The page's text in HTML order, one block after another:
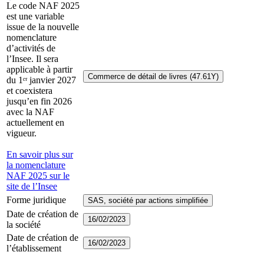
Le code NAF 2025
est une variable
issue de la nouvelle
nomenclature
d’activités de
l’Insee. Il sera
applicable à partir
du 1ᵉʳ janvier 2027
et coexistera
jusqu’en fin 2026
avec la NAF
actuellement en
vigueur.
En savoir plus sur
la nomenclature
NAF 2025 sur le
site de l’Insee
Commerce de détail de livres (47.61Y)
Forme juridique SAS, société par actions simplifiée
Date de création de
la société
16/02/2023
Date de création de
l’établissement
16/02/2023